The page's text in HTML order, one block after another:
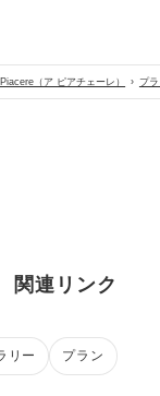
（ア ピアチェーレ） プ
関連リンク
リー プラン